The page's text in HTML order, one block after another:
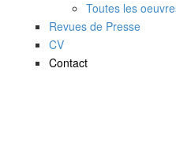
Toutes les
Revues de Presse
CV
Contact